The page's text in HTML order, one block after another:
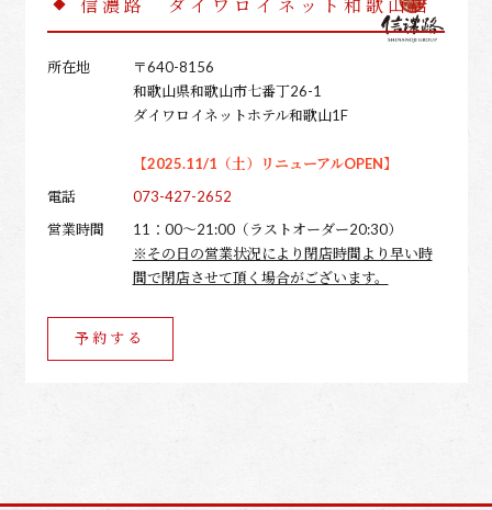
信濃路 ダイワロイネット和歌山店
所在地
〒640-8156
和歌山県和歌山市七番丁26-1
ダイワロイネットホテル和歌山1F
【2025.11/1（土）リニューアルOPEN】
電話
073-427-2652
営業時間
11：00～21:00（ラストオーダー20:30）
※その日の営業状況により閉店時間より早い時
間で閉店させて頂く場合がございます。
予約する